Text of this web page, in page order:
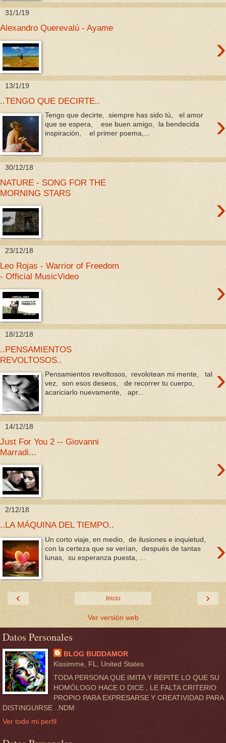
31/1/19
Alexandro Querevalú - Ayame
›
13/1/19
..TENGO QUE DECIRTE..
›
Tengo que decirte, siempre has sido tú, el amor
que se espera, ese buen amigo, la bendecida
inspiración, el primer poema,...
30/12/18
NATURE - SONG FOR THE
MORNING STARS
›
23/12/18
Leo Rojas - Warrior of Freedom
- Official MusicVideo
›
18/12/18
..PENSAMIENTOS
REVOLTOSOS..
›
Pensamientos revoltosos, revolotean mi mente, tal
vez, son esos deseos, de recorrer tu cuerpo,
acariciarlo nuevamente, apr...
14/12/18
Just For You 2 -- Giovanni
Marradi...
›
2/12/18
..LA MÁQUINA DEL TIEMPO..
›
Un corto viaje, en medio, de ilusiones e inquietud,
con la certeza que se verían, después de tantas
lunas, su esperanza puesta, ...
‹ ›
Inicio
Ver versión web
Datos Personales
BLOG BUDDAMOR
Kissimme, FL, United States
TODA PERSONA QUE IMITA Y REPITE LO QUE SU
HOMÓLOGO HACE O DICE , LE FALTA CRITERIO
PROPIO PARA EXPRESARSE Y CREATIVIDAD PARA
DISTINGUIRSE ..NDM
Ver todo mi perfil